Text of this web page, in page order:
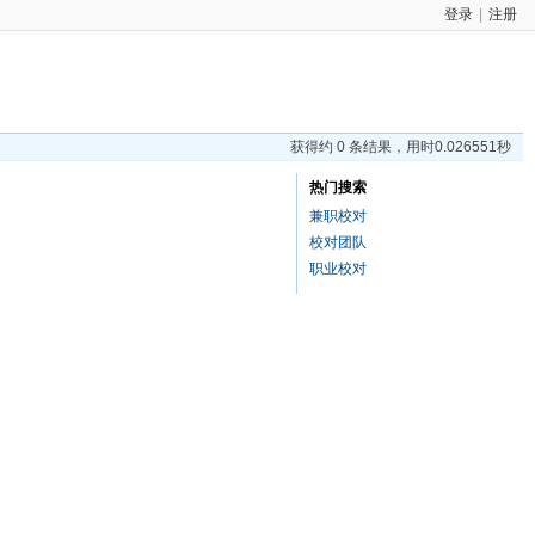
登录 注册
获得约 0 条结果，用时0.026551秒
热门搜索
兼职校对
校对团队
职业校对